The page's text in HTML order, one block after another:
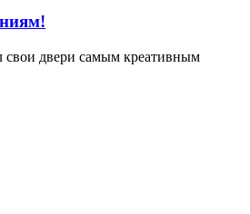
двери самым креативным